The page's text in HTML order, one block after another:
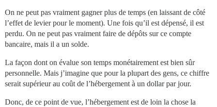
On ne peut pas vraiment gagner plus de temps (en laissant de côté
l’effet de levier pour le moment). Une fois qu’il est dépensé, il est
perdu. On ne peut pas vraiment faire de dépôts sur ce compte
bancaire, mais il a un solde.
La façon dont on évalue son temps monétairement est bien sûr
personnelle. Mais j’imagine que pour la plupart des gens, ce chiffre
serait supérieur au coût de l’hébergement à un dollar par jour.
Donc, de ce point de vue, l’hébergement est de loin la chose la